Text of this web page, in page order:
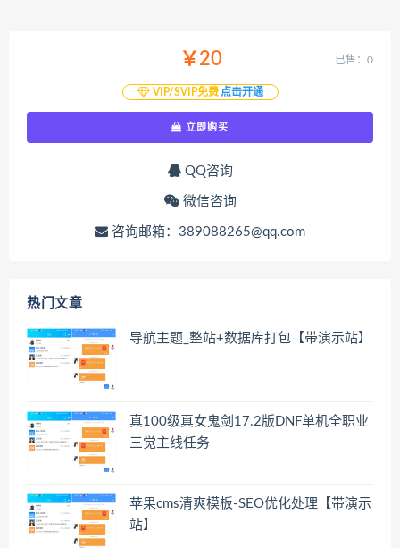
￥20
VIP/SVIP免费 点击开通
已售：0
立即购买
QQ咨询
微信咨询
咨询邮箱：389088265@qq.com
热门文章
导航主题_整站+数据库打包【带演示站】
真100级真女鬼剑17.2版DNF单机全职业
三觉主线任务
苹果cms清爽模板-SEO优化处理【带演示
站】